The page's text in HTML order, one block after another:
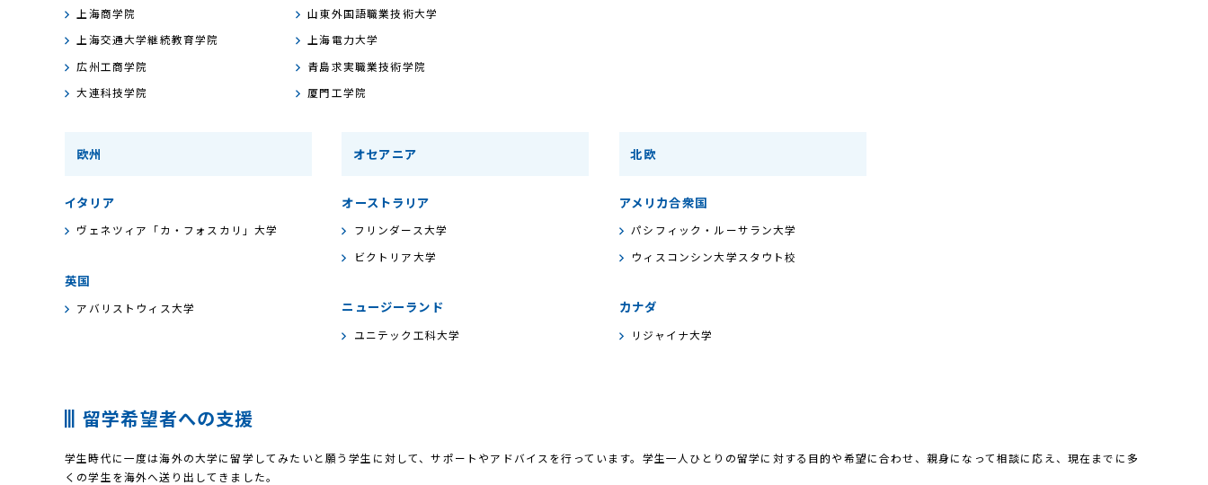
上海商学院
山東外国語職業技術大学
上海交通大学継続教育学院
上海電力大学
広州工商学院
青島求実職業技術学院
大連科技学院
厦門工学院
欧州
イタリア
ヴェネツィア「カ・フォスカリ」大学
英国
アバリストウィス大学
オセアニア
オーストラリア
フリンダース大学
ビクトリア大学
ニュージーランド
ユニテック工科大学
北欧
アメリカ合衆国
パシフィック・ルーサラン大学
ウィスコンシン大学スタウト校
カナダ
リジャイナ大学
留学希望者への支援
学生時代に一度は海外の大学に留学してみたいと願う学生に対して、サポートやアドバイスを行っています。学生一人ひとりの留学に対する目的や希望に合わせ、親身になって相談に応え、現在までに多
くの学生を海外へ送り出してきました。